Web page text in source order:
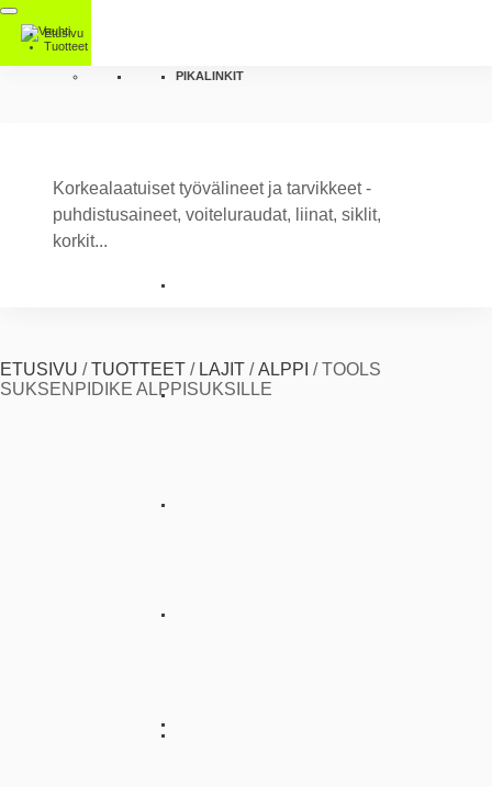
Etusivu
Tuotteet
PIKALINKIT
Korkealaatuiset työvälineet ja tarvikkeet -
puhdistusaineet, voiteluraudat, liinat, siklit,
korkit...
ETUSIVU /TUOTTEET / LAJIT /ALPPI /TOOLS
SUKSENPIDIKE ALPPISUKSILLE